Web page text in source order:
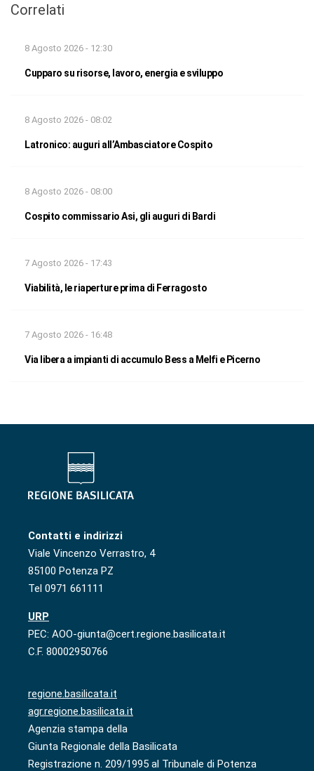
Correlati
8 Agosto 2026 - 12:30
Cupparo su risorse, lavoro, energia e sviluppo
8 Agosto 2026 - 08:02
Latronico: auguri all’Ambasciatore Cospito
8 Agosto 2026 - 08:00
Cospito commissario Asi, gli auguri di Bardi
7 Agosto 2026 - 17:43
Viabilità, le riaperture prima di Ferragosto
7 Agosto 2026 - 16:48
Via libera a impianti di accumulo Bess a Melfi e Picerno
Contatti e indirizzi
Viale Vincenzo Verrastro, 4
85100 Potenza PZ
Tel 0971 661111
URP
PEC: AOO-giunta@cert.regione.basilicata.it
C.F. 80002950766
regione.basilicata.it
agr.regione.basilicata.it
Agenzia stampa della
Giunta Regionale della Basilicata
Registrazione n. 209/1995 al Tribunale di Potenza